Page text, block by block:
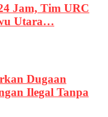
Jam, Tim URC
Utara…
Dugaan
Ilegal Tanpa